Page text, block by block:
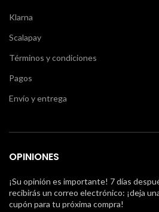
Klarna
Scalapay
Términos y condiciones
Pagos
Envío y entrega
OPINIONES
¡Su opinión es importante! 7 días
recibirás un correo electrónico: ¡deja
cupón para tu próxima compra!